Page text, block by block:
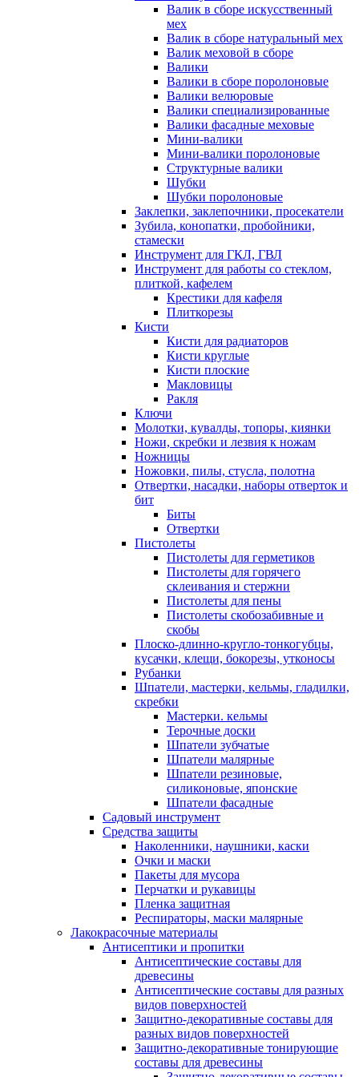
Валик в сборе искусственный
мех
Валик в сборе натуральный мех
Валик меховой в сборе
Валики
Валики в сборе поролоновые
Валики велюровые
Валики специализированные
Валики фасадные меховые
Мини-валики
Мини-валики поролоновые
Структурные валики
Шубки
Шубки поролоновые
Заклепки, заклепочники, просекатели
Зубила, конопатки, пробойники,
стамески
Инструмент для ГКЛ, ГВЛ
Инструмент для работы со стеклом,
плиткой, кафелем
Крестики для кафеля
Плиткорезы
Кисти
Кисти для радиаторов
Кисти круглые
Кисти плоские
Макловицы
Ракля
Ключи
Молотки, кувалды, топоры, киянки
Ножи, скребки и лезвия к ножам
Ножницы
Ножовки, пилы, стусла, полотна
Отвертки, насадки, наборы отверток и
бит
Биты
Отвертки
Пистолеты
Пистолеты для герметиков
Пистолеты для горячего
склеивания и стержни
Пистолеты для пены
Пистолеты скобозабивные и
скобы
Плоско-длинно-кругло-тонкогубцы,
кусачки, клещи, бокорезы, утконосы
Рубанки
Шпатели, мастерки, кельмы, гладилки,
скребки
Мастерки. кельмы
Терочные доски
Шпатели зубчатые
Шпатели малярные
Шпатели резиновые,
силиконовые, японские
Шпатели фасадные
Садовый инструмент
Средства защиты
Наколенники, наушники, каски
Очки и маски
Пакеты для мусора
Перчатки и рукавицы
Пленка защитная
Респираторы, маски малярные
Лакокрасочные материалы
Антисептики и пропитки
Антисептические составы для
древесины
Антисептические составы для разных
видов поверхностей
Защитно-декоративные составы для
разных видов поверхностей
Защитно-декоративные тонирующие
составы для древесины